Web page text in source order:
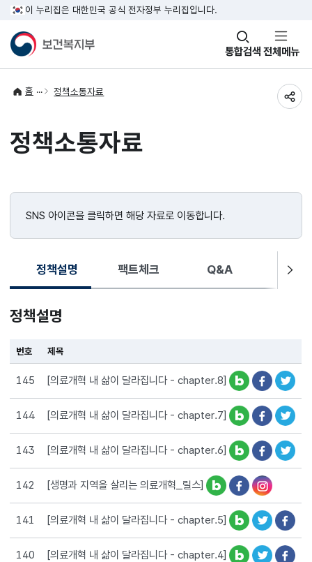
이 누리집은 대한민국 공식 전자정부 누리집입니다.
통합검색
창
열기 전체메뉴
홈 정책소통자료
정책소통자료
SNS 아이콘을 클릭하면 해당 자료로 이동합니다.
정책설명
선
됨
팩트체크 Q&A 보도
정책설명
번호 제목
145 [의료개혁 내 삶이 달라집니다 - chapter.8]
144 [의료개혁 내 삶이 달라집니다 - chapter.7]
143 [의료개혁 내 삶이 달라집니다 - chapter.6]
142 [생명과 지역을 살리는 의료개혁_릴스]
141 [의료개혁 내 삶이 달라집니다 - chapter.5]
140 [의료개혁 내 삶이 달라집니다 - chapter.4]